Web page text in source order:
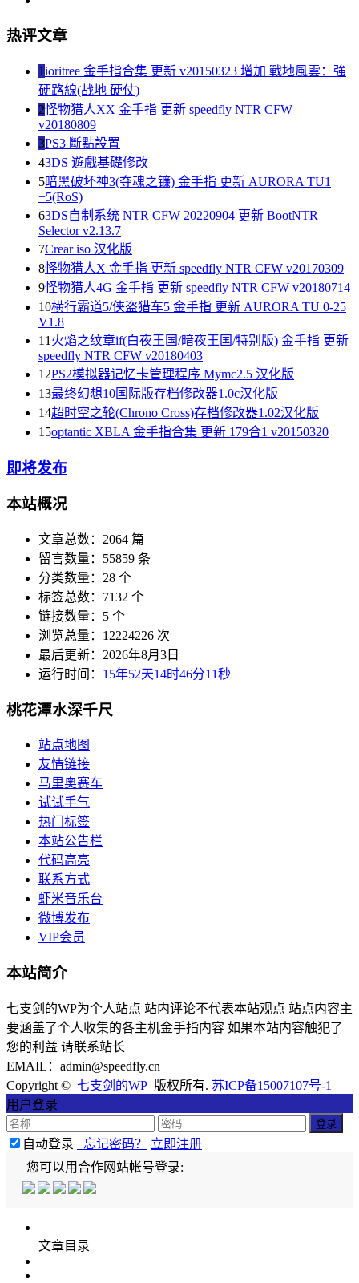
热评文章
1ioritree 金手指合集 更新 v20150323 增加 戰地風雲：強
硬路線(战地 硬仗)
2怪物猎人XX 金手指 更新 speedfly NTR CFW
v20180809
3PS3 斷點設置
43DS 遊戲基礎修改
5暗黑破坏神3(夺魂之镰) 金手指 更新 AURORA TU1
+5(RoS)
63DS自制系统 NTR CFW 20220904 更新 BootNTR
Selector v2.13.7
7Crear iso 汉化版
8怪物猎人X 金手指 更新 speedfly NTR CFW v20170309
9怪物猎人4G 金手指 更新 speedfly NTR CFW v20180714
10横行霸道5/侠盗猎车5 金手指 更新 AURORA TU 0-25
V1.8
11 火焰之纹章if(白夜王国/暗夜王国/特别版) 金手指 更新
speedfly NTR CFW v20180403
12PS2模拟器记忆卡管理程序 Mymc2.5 汉化版
13最终幻想10国际版存档修改器1.0c汉化版
14超时空之轮(Chrono Cross)存档修改器1.02汉化版
15optantic XBLA 金手指合集 更新 179合1 v20150320
即将发布
本站概况
文章总数：2064 篇
留言数量：55859 条
分类数量：28 个
标签总数：7132 个
链接数量：5 个
浏览总量：12224226 次
最后更新：2026年8月3日
运行时间： 15年52天14时46分12秒
桃花潭水深千尺
站点地图
友情链接
马里奥赛车
试试手气
热门标签
本站公告栏
代码高亮
联系方式
虾米音乐台
微博发布
VIP会员
本站简介
七支剑的WP为个人站点 站内评论不代表本站观点 站点内容主
要涵盖了个人收集的各主机金手指内容 如果本站内容触犯了
您的利益 请联系站长
EMAIL：admin@speedfly.cn
Copyright © 七支剑的WP 版权所有. 苏ICP备15007107号-1
用户登录
自动登录 忘记密码？
立即注册
您可以用合作网站帐号登录:
文章目录